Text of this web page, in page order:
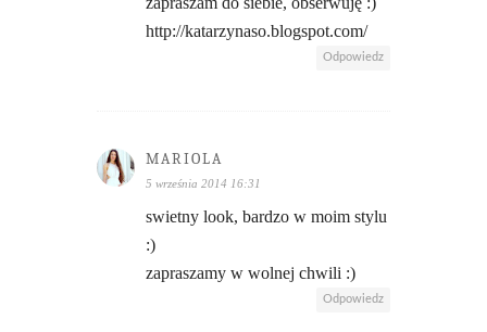
http://katarzynaso.blogspot.com/
Odpowiedz
MARIOLA
5 września 2014 16:31
swietny look, bardzo w moim stylu
:)
zapraszamy w wolnej chwili :)
Odpowiedz